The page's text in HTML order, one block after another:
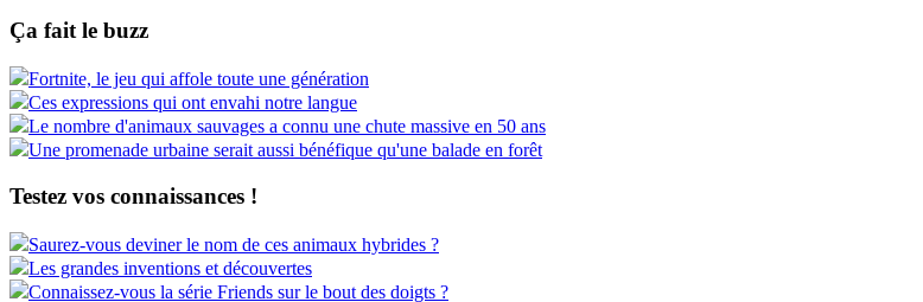
Ça fait le buzz
Fortnite, le jeu qui affole toute une génération
Ces expressions qui ont envahi notre langue
Le nombre d'animaux sauvages a connu une chute massive en 50 ans
Une promenade urbaine serait aussi bénéfique qu'une balade en forêt
Testez vos connaissances !
Saurez-vous deviner le nom de ces animaux hybrides ?
Les grandes inventions et découvertes
Connaissez-vous la série Friends sur le bout des doigts ?